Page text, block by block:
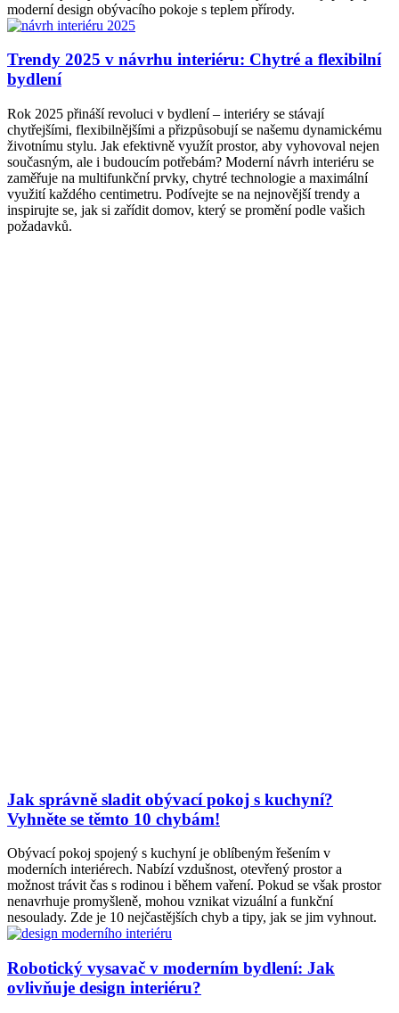
moderní design obývacího pokoje s teplem přírody.
Trendy 2025 v návrhu interiéru: Chytré a flexibilní
bydlení
Rok 2025 přináší revoluci v bydlení – interiéry se stávají
chytřejšími, flexibilnějšími a přizpůsobují se našemu dynamickému
životnímu stylu. Jak efektivně využít prostor, aby vyhovoval nejen
současným, ale i budoucím potřebám? Moderní návrh interiéru se
zaměřuje na multifunkční prvky, chytré technologie a maximální
využití každého centimetru. Podívejte se na nejnovější trendy a
inspirujte se, jak si zařídit domov, který se promění podle vašich
požadavků.
Jak správně sladit obývací pokoj s kuchyní?
Vyhněte se těmto 10 chybám!
Obývací pokoj spojený s kuchyní je oblíbeným řešením v
moderních interiérech. Nabízí vzdušnost, otevřený prostor a
možnost trávit čas s rodinou i během vaření. Pokud se však prostor
nenavrhuje promyšleně, mohou vznikat vizuální a funkční
nesoulady. Zde je 10 nejčastějších chyb a tipy, jak se jim vyhnout.
Robotický vysavač v moderním bydlení: Jak
ovlivňuje design interiéru?